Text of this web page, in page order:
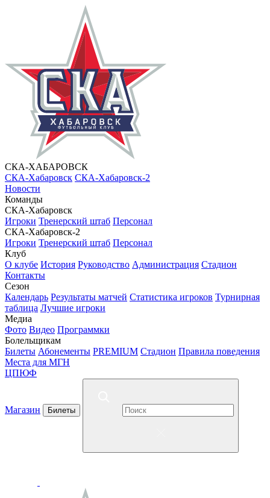
СКА-ХАБАРОВСК
СКА-Хабаровск СКА-Хабаровск-2
Новости
Команды
СКА-Хабаровск
Игроки Тренерский штаб Персонал
СКА-Хабаровск-2
Игроки Тренерский штаб Персонал
Клуб
О клубе История Руководство Администрация Стадион
Контакты
Сезон
Календарь Результаты матчей Статистика игроков Турнирная
таблица Лучшие игроки
Медиа
Фото Видео Программки
Болельщикам
Билеты Абонементы PREMIUM Стадион Правила поведения
Места для МГН
ЦПЮФ
Магазин Билеты